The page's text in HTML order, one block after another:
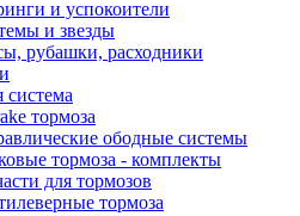
и успокоители
и звезды
рубашки, расходники
система
тормоза
ободные системы
тормоза - комплекты
для тормозов
тормоза